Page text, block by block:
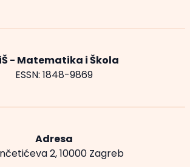
- Matematika i Škola
ESSN: 1848-9869
Adresa
2, 10000 Zagreb